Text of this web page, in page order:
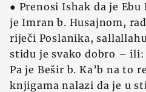
● Prenosi Ishak da je
je Imran b. Husajnom,
riječi Poslanika,
stidu je svako dobro –
Pa je Bešir b. Ka’b na to
knjigama nalazi da je u